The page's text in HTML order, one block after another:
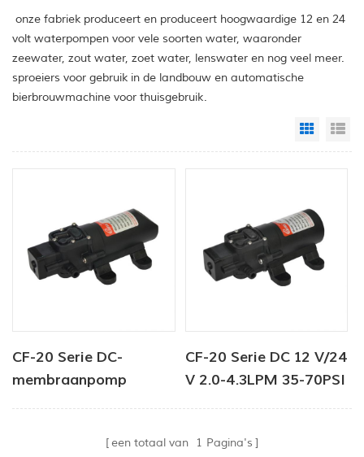
onze fabriek produceert en produceert hoogwaardige 12 en 24
volt waterpompen voor vele soorten water, waaronder
zeewater, zout water, zoet water, lenswater en nog veel meer.
sproeiers voor gebruik in de landbouw en automatische
bierbrouwmachine voor thuisgebruik.
Grid
CF-20 Serie DC-
membraanpomp
CF-20 Serie DC 12 V/24
V 2.0-4.3LPM 35-70PSI
pomp
een totaal van 1 Pagina's